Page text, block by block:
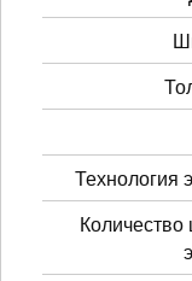
Технология
Количество